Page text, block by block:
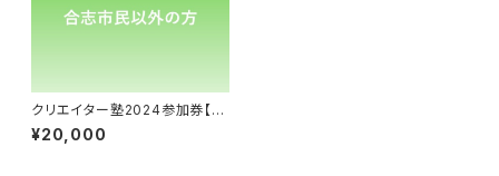
クリエイター塾2024参加券【合
志市民じゃない方】
¥20,000